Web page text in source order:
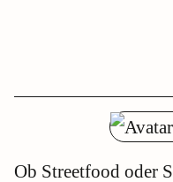
Ob Streetfood oder